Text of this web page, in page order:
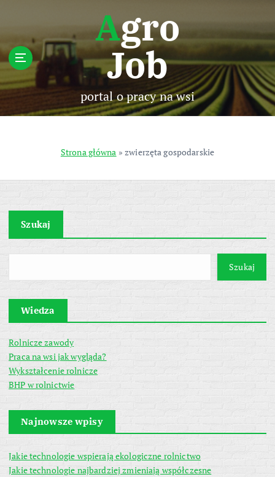
p
t
c
n
Agro
Job
portal o pracy na wsi
Strona główna »zwierzęta gospodarskie
Szukaj
Szukaj
Wiedza
Rolnicze zawody
Praca na wsi jak wygląda?
Wykształcenie rolnicze
BHP w rolnictwie
Najnowsze wpisy
Jakie technologie wspierają ekologiczne rolnictwo
Jakie technologie najbardziej zmieniają współczesne